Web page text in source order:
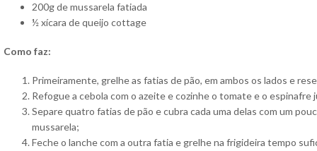
200g de mussarela fatiada
½ xícara de queijo cottage
Como faz:
Primeiramente, grelhe as fatias de pão, em ambos os lados e
Refogue a cebola com o azeite e cozinhe o tomate e o
Separe quatro fatias de pão e cubra cada uma delas com um
mussarela;
Feche o lanche com a outra fatia e grelhe na frigideira tempo